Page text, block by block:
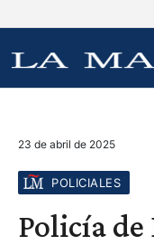
23 de abril de 2025
POLICIALES
Policía